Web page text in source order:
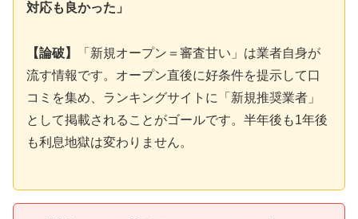
対応も良かった」
【論破】
「新規オープン＝審査甘い」は業者自身が
流す情報です。オープン直後に好条件を提示して口
コミを集め、ランキングサイトに「新規推奨業者」
として掲載されることがゴールです。半年後も1年後
も利息地獄は変わりません。